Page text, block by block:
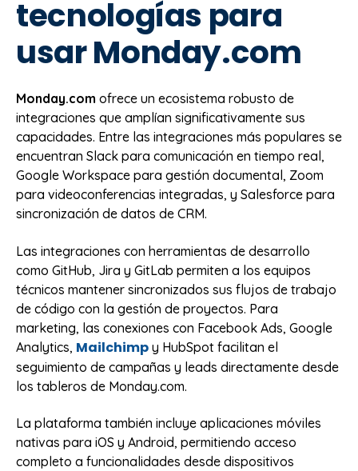
tecnologías para
usar Monday.com
Monday.com ofrece un ecosistema robusto de
integraciones que amplían significativamente sus
capacidades. Entre las integraciones más populares se
encuentran Slack para comunicación en tiempo real,
Google Workspace para gestión documental, Zoom
para videoconferencias integradas, y Salesforce para
sincronización de datos de CRM.
Las integraciones con herramientas de desarrollo
como GitHub, Jira y GitLab permiten a los equipos
técnicos mantener sincronizados sus flujos de trabajo
de código con la gestión de proyectos. Para
marketing, las conexiones con Facebook Ads, Google
Analytics, Mailchimp y HubSpot facilitan el
seguimiento de campañas y leads directamente desde
los tableros de Monday.com.
La plataforma también incluye aplicaciones móviles
nativas para iOS y Android, permitiendo acceso
completo a funcionalidades desde dispositivos